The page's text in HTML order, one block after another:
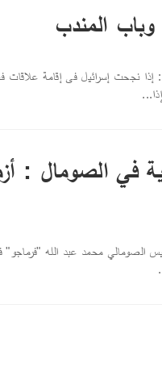
المندب
إذا نجحت إسرائيل فى إقامة
في الصومال :